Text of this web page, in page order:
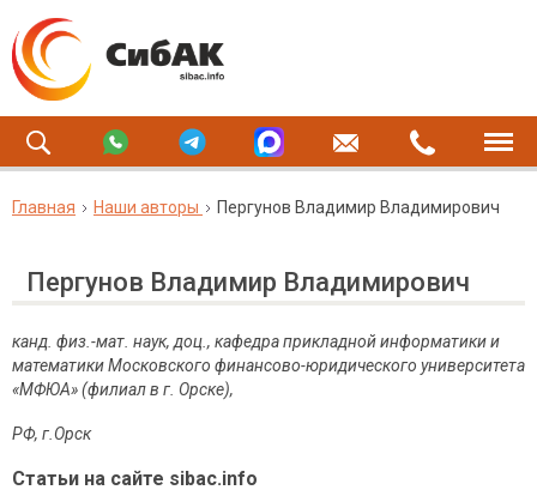
Главная Наши авторы Пергунов Владимир Владимирович
Пергунов Владимир Владимирович
канд. физ.-мат. наук, доц., кафедра прикладной информатики и
математики Московского финансово-юридического университета
«МФЮА» (филиал в г. Орске),
РФ, г.Орск
Статьи на сайте sibac.info